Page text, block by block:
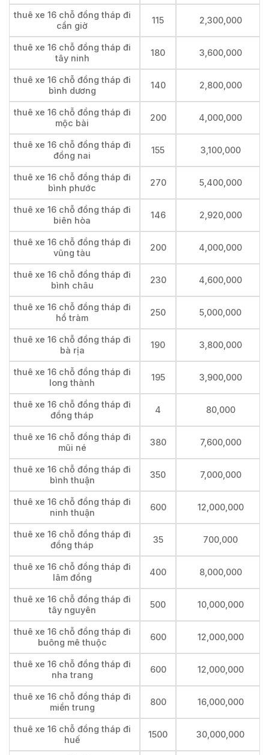
thuê xe 16 chỗ đồng tháp đi
cần giờ
115 2,300,000
thuê xe 16 chỗ đồng tháp đi
tây ninh
180 3,600,000
thuê xe 16 chỗ đồng tháp đi
bình dương
140 2,800,000
thuê xe 16 chỗ đồng tháp đi
mộc bài
200 4,000,000
thuê xe 16 chỗ đồng tháp đi
đồng nai
155 3,100,000
thuê xe 16 chỗ đồng tháp đi
bình phước
270 5,400,000
thuê xe 16 chỗ đồng tháp đi
biên hòa
146 2,920,000
thuê xe 16 chỗ đồng tháp đi
vũng tàu
200 4,000,000
thuê xe 16 chỗ đồng tháp đi
bình châu
230 4,600,000
thuê xe 16 chỗ đồng tháp đi
hồ tràm
250 5,000,000
thuê xe 16 chỗ đồng tháp đi
bà rịa
190 3,800,000
thuê xe 16 chỗ đồng tháp đi
long thành
195 3,900,000
thuê xe 16 chỗ đồng tháp đi
đồng tháp
4 80,000
thuê xe 16 chỗ đồng tháp đi
mũi né
380 7,600,000
thuê xe 16 chỗ đồng tháp đi
bình thuận
350 7,000,000
thuê xe 16 chỗ đồng tháp đi
ninh thuận
600 12,000,000
thuê xe 16 chỗ đồng tháp đi
đồng tháp
35 700,000
thuê xe 16 chỗ đồng tháp đi
lâm đồng
400 8,000,000
thuê xe 16 chỗ đồng tháp đi
tây nguyên
500 10,000,000
thuê xe 16 chỗ đồng tháp đi
buông mê thuộc
600 12,000,000
thuê xe 16 chỗ đồng tháp đi
nha trang
600 12,000,000
thuê xe 16 chỗ đồng tháp đi
miền trung
800 16,000,000
thuê xe 16 chỗ đồng tháp đi
huế
1500 30,000,000